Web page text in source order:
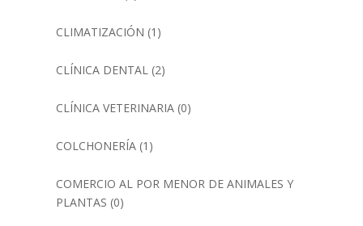
CLIMATIZACIÓN (1)
CLÍNICA DENTAL (2)
CLÍNICA VETERINARIA(0)
COLCHONERÍA(1)
COMERCIO AL POR MENOR DE ANIMALES Y
PLANTAS (0)